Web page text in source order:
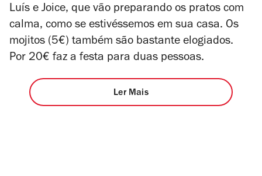
Luís e Joice, que vão preparando os pratos com
calma, como se estivéssemos em sua casa. Os
mojitos (5€) também são bastante elogiados.
Por 20€ faz a festa para duas pessoas.
Ler Mais